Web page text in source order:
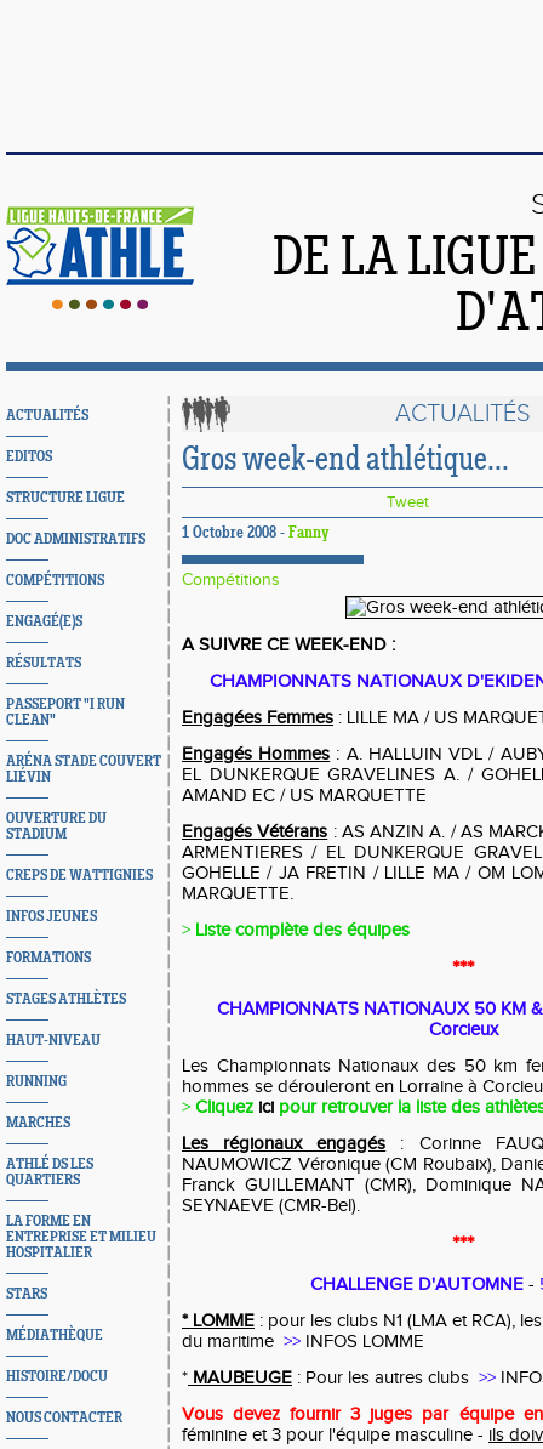
DE LA
ACTUALITÉS
EDITOS
STRUCTURE LIGUE
DOC ADMINISTRATIFS
COMPÉTITIONS
ENGAGÉ(E)S
RÉSULTATS
PASSEPORT "I RUN
CLEAN"
ARÉNA STADE COUVERT
LIÉVIN
OUVERTURE DU
STADIUM
CREPS DE WATTIGNIES
INFOS JEUNES
FORMATIONS
STAGES ATHLÈTES
HAUT-NIVEAU
RUNNING
MARCHES
ATHLÉ DS LES
QUARTIERS
LA FORME EN
ENTREPRISE ET MILIEU
HOSPITALIER
STARS
MÉDIATHÈQUE
HISTOIRE/DOCU
NOUS CONTACTER
ACTUALITÉS
Gros week-end athlétique...
Tweet
1 Octobre 2008 - Fanny
Compétitions
A SUIVRE CE WEEK-END :
CHAMPIONNATS NATIONAUX
Engagées Femmes : LILLE MA / US
Engagés Hommes : A. HALLUIN VDL /
EL DUNKERQUE GRAVELINES A. /
AMAND EC / US MARQUETTE
Engagés Vétérans : AS ANZIN A. / AS
ARMENTIERES / EL DUNKERQUE
GOHELLE / JA FRETIN / LILLE MA / OM
MARQUETTE.
> Liste complète des équipes
***
CHAMPIONNATS NATIONAUX 50 KM
Corcieux
Les Championnats Nationaux des 50 km
hommes se dérouleront en Lorraine à
> Cliquez ici pour retrouver la liste des
Les régionaux engagés : Corinne
NAUMOWICZ Véronique (CM Roubaix),
Franck GUILLEMANT (CMR), Dominique
SEYNAEVE (CMR-Bel).
***
CHALLENGE D'AUTOMNE -
* LOMME : pour les clubs N1 (LMA et RCA),
du maritime >> INFOS LOMME
* MAUBEUGE : Pour les autres clubs >>
Vous devez fournir 3 juges par équipe
féminine et 3 pour l'équipe masculine - ils